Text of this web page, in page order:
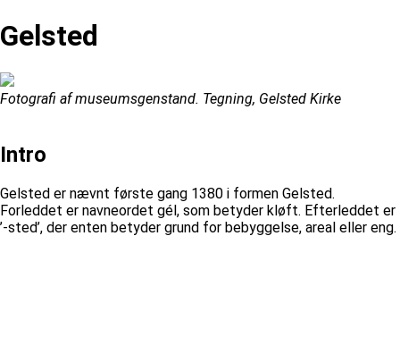
Gelsted
Fotografi af museumsgenstand. Tegning, Gelsted Kirke
Intro
Gelsted er nævnt første gang 1380 i formen Gelsted.
Forleddet er navneordet gél, som betyder kløft. Efterleddet er
’-sted’, der enten betyder grund for bebyggelse, areal eller eng.